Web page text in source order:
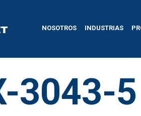
NOSOTROS INDUSTRIAS
3043-